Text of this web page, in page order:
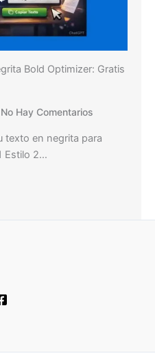
Bold Optimizer: Gratis
No Hay Comentarios
texto en negrita para
Estilo 2…